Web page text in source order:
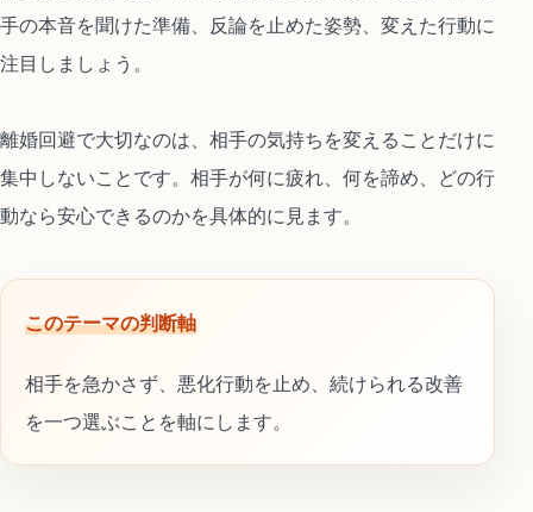
手の本音を聞けた準備、反論を止めた姿勢、変えた行動に
注目しましょう。
離婚回避で大切なのは、相手の気持ちを変えることだけに
集中しないことです。相手が何に疲れ、何を諦め、どの行
動なら安心できるのかを具体的に見ます。
このテーマの判断軸
相手を急かさず、悪化行動を止め、続けられる改善
を一つ選ぶことを軸にします。